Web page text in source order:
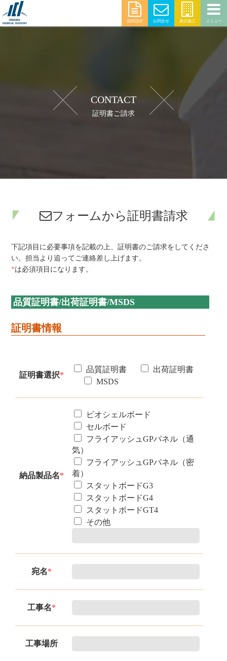
資料請求 お問合せ 責任施工 メニュー
CONTACT
証明書ご請求
フォームから証明書請求
下記項目に必要事項を記載の上、証明書のご請求をしてくださ
い。担当より追ってご連絡差し上げます。
*は必須項目になります。
品質証明書/出荷証明書/MSDS
証明書情報
証明書選択*
品質証明書
出荷証明書
MSDS
納品製品名*
ビオシェルボード
セルボード
フライアッシュGPパネル（通
気）
フライアッシュGPパネル（密
着）
スタットボードG3
スタットボードG4
スタットボードGT4
その他
宛名*
工事名*
工事場所